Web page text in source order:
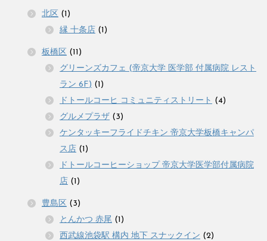
北区 (1)
縁 十条店 (1)
板橋区 (11)
グリーンズカフェ (帝京大学 医学部 付属病院 レスト
ラン 6F) (1)
ドトールコーヒ コミュニティストリート (4)
グルメプラザ (3)
ケンタッキーフライドチキン 帝京大学板橋キャンパ
ス店 (1)
ドトールコーヒーショップ 帝京大学医学部付属病院
店 (1)
豊島区 (3)
とんかつ 赤尾 (1)
西武線池袋駅 構内 地下 スナックイン (2)